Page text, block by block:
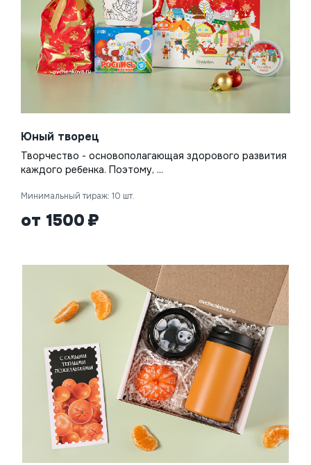
Юный творец
Творчество - основополагающая здорового развития
каждого ребенка. Поэтому, ...
Минимальный тираж: 10 шт.
от 1500